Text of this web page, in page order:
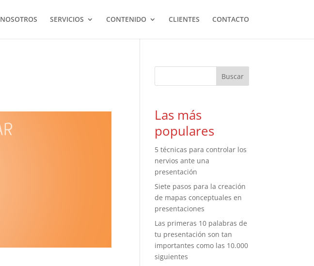
NOSOTROS SERVICIOS CONTENIDO CLIENTES CONTACTO
Las más
populares
5 técnicas para controlar los
nervios ante una
presentación
Siete pasos para la creación
de mapas conceptuales en
presentaciones
Las primeras 10 palabras de
tu presentación son tan
importantes como las 10.000
siguientes